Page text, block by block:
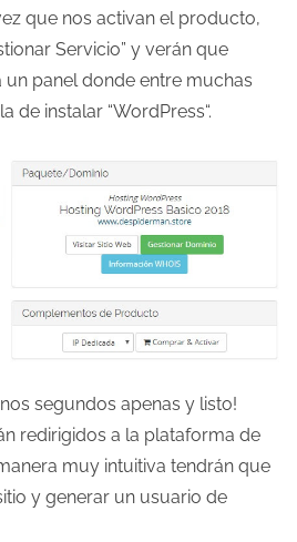
que nos activan el producto,
Servicio” y verán que
un panel donde entre muchas
de instalar “WordPress“.
segundos apenas y listo!
redirigidos a la plataforma de
muy intuitiva tendrán que
y generar un usuario de